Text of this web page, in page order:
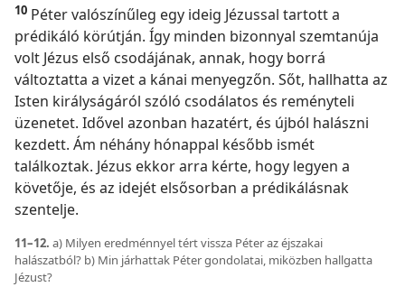
10 Péter valószínűleg egy ideig Jézussal tartott a
prédikáló körútján. Így minden bizonnyal szemtanúja
volt Jézus első csodájának, annak, hogy borrá
változtatta a vizet a kánai menyegzőn. Sőt, hallhatta az
Isten királyságáról szóló csodálatos és reményteli
üzenetet. Idővel azonban hazatért, és újból halászni
kezdett. Ám néhány hónappal később ismét
találkoztak. Jézus ekkor arra kérte, hogy legyen a
követője, és az idejét elsősorban a prédikálásnak
szentelje.
11–12. a) Milyen eredménnyel tért vissza Péter az éjszakai
halászatból? b) Min járhattak Péter gondolatai, miközben hallgatta
Jézust?